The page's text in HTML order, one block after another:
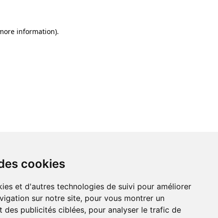
cookies
et d'autres technologies de suivi pour améliorer
sur notre site, pour vous montrer un
des publicités ciblées, pour analyser le trafic de
information).